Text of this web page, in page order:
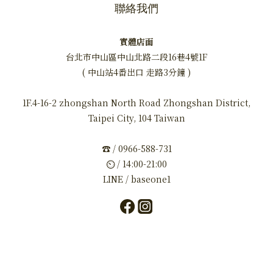
聯絡我們
實體店面
台北市中山區中山北路二段16巷4號1F
( 中山站4番出口 走路3分鐘 )
1F.4-16-2 zhongshan North Road Zhongshan District,
Taipei City, 104 Taiwan
☎ / 0966-588-731
⏲ / 14:00-21:00
LINE / baseone1